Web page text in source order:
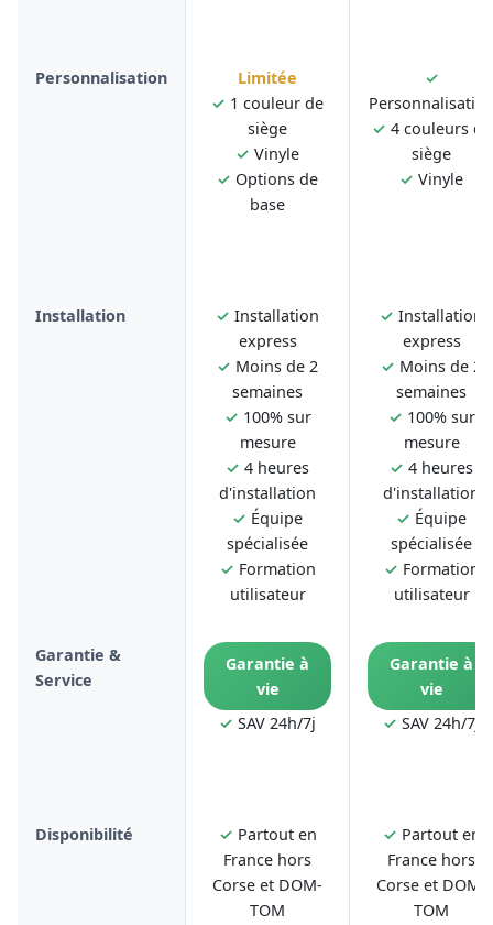
Personnalisation
Limitée
✓ 1 couleur de
siège
✓ Vinyle
✓ Options de
base
✓
✓ 4 couleurs de
siège
✓ Vinyle
Installation ✓ Installation
express
✓ Moins de 2
semaines
✓ 100% sur
mesure
✓ 4 heures
d'installation
✓ Équipe
spécialisée
✓ Formation
utilisateur
✓ Installation
express
✓ Moins de 2
semaines
✓ 100% sur
mesure
✓ 4 heures
d'installation
✓ Équipe
spécialisée
✓ Formation
utilisateur
Garantie &
Service
Garantie à
vie
✓ SAV 24h/7j
Garantie à
vie
✓ SAV 24h/7j
Disponibilité ✓ Partout en
France hors
Corse et DOM-
TOM
✓ Partout en
France hors
Corse et DOM-
TOM